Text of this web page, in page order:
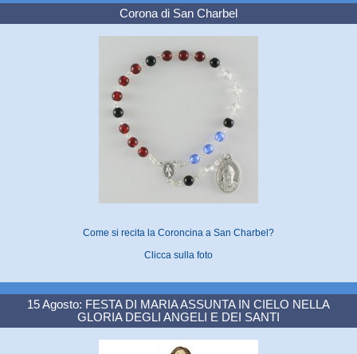
Corona di San Charbel
Come si recita la Coroncina a San Charbel?
Clicca sulla foto
15 Agosto: FESTA DI MARIA ASSUNTA IN CIELO NELLA
GLORIA DEGLI ANGELI E DEI SANTI